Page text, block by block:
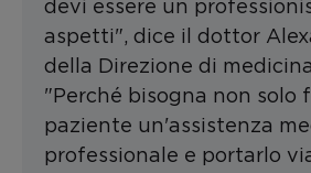
devi essere un
aspetti", dice il dottor
della Direzione di
"Perché bisogna non solo
paziente un'assistenza
professionale e portarlo